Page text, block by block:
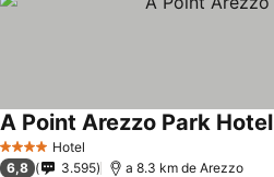
4 EstrelasHotel
A Point Arezzo Park Hotel
6,8 3.595 a 8.3 km de Arezzo